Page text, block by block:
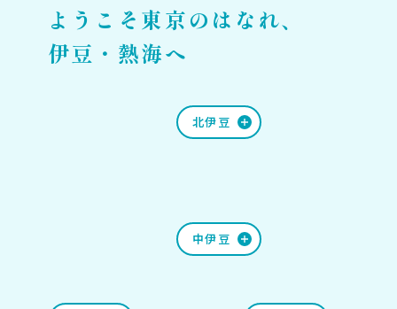
ようこそ東京のはなれ、
伊豆・熱海へ
北伊豆
中伊豆